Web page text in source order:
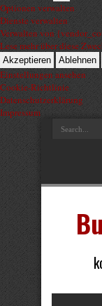
Optionen verwalten
Dienste verwalten
Verwalten von
Lese mehr über diese
Akzeptieren Ablehnen
Einstellungen ansehen
Cookie-Richtlinie
Datenschutzerklärung
Impressum